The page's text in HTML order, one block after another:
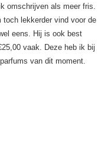
omschrijven als meer fris.
lekkerder vind voor de
eens. Hij is ook best
vaak. Deze heb ik bij
van dit moment.